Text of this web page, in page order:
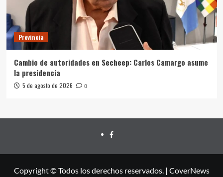
Provincia
Cambio de autoridades en Secheep: Carlos Camargo asume
la presidencia
5 de agosto de 2026 0
FACEBOOK
Copyright © Todos los derechos reservados. | CoverNews